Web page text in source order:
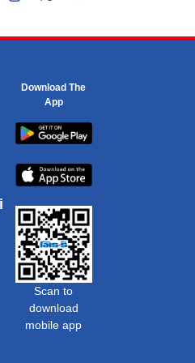
Download The
App
Scan to
download
mobile app